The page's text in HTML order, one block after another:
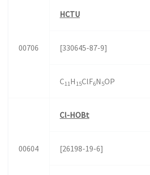
00706
HCTU
[330645-87-9]
C11H 15ClF6N 5OP
00604
Cl-HOBt
[26198-19-6]